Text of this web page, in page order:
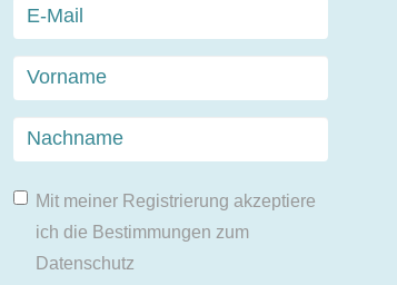
Mit meiner Registrierung akzeptiere
ich die Bestimmungen zum
Datenschutz